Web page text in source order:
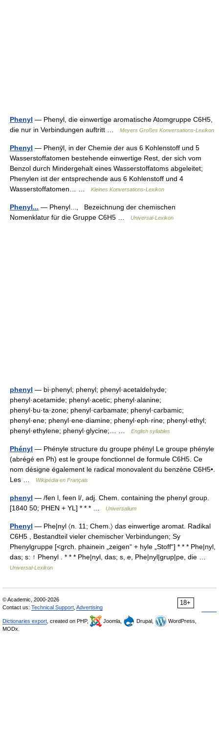
Phenyl — Phenyl, die einwertige aromatische Atomgruppe C6H5,
die nur in Verbindungen auftritt …
Meyers Großes Konversations-Lexikon
Phenyl — Phenȳl, in der Chemie der aus 6 Kohlenstoff und 5
Wasserstoffatomen bestehende einwertige Rest, der sich vom
Benzol durch Mindergehalt eines Wasserstoffatoms abgeleitet;
Phenylen ist der entsprechende aus 6 Kohlenstoff und 4
Wasserstoffatomen… …
Kleines Konversations-Lexikon
Phenyl... — Phenyl..., Bezeichnung der chemischen
Nomenklatur für die Gruppe C6H5 …
Universal-Lexikon
phenyl — bi·phenyl; phenyl; phenyl·acetaldehyde;
phenyl·acetamide; phenyl·acetic; phenyl·alanine;
phenyl·bu·ta·zone; phenyl·carbamate; phenyl·carbamic;
phenyl·ene; phenyl·ene·diamine; phenyl·eph·rine; phenyl·ethyl;
phenyl·ethylene; phenyl·glycine;… …
English syllables
Phényl — Phényle structure du groupe phényl Le groupe phényle
(abrégé en Ph) est le groupe fonctionnel de formule C6H5. Ce
nom désigne également le radical monovalent du benzène C6H5•.
Les …
Wikipédia en Français
phenyl — /fen l, feen l/, adj. Chem. containing the phenyl group.
[1840 50; PHEN + YL] * * * …
Universalium
Phenyl — Phe|nyl 〈n. 11; Chem.〉 das einwertige aromat. Radikal
C6H5 , Bestandteil vieler chemischer Verbindungen; Sy
Phenylgruppe [<grch. phainein „zeigen“ + hyle „Stoff“] * * * Phe|nyl,
das; s: ↑ Phenyl . * * * Phe|nyl, das; s, e, Phe|nyl|grup|pe, die …
Universal-Lexikon
18+
© Academic, 2000-2026
Contact us: Technical Support Advertising
Dictionaries export , created on PHP, Joomla, Drupal,
WordPress,
MODx.